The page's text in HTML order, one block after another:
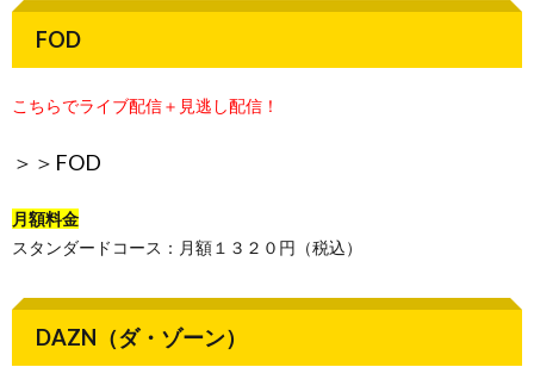
FOD
こちらでライブ配信＋見逃し配信！
＞＞ FOD
月額料金
スタンダードコース：月額１３２０円（税込）
DAZN（ダ・ゾーン）